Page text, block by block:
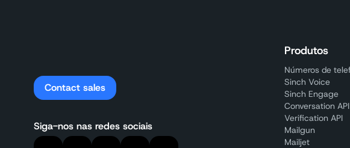
Contact sales
Siga-nos nas redes sociais
Produtos
Números de
Sinch Voice
Sinch Engage
Conversation API
Verification API
Mailgun
Mailjet